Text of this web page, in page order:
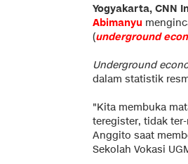
Yogyakarta, CNN
Abimanyu
(underground
Underground
dalam statistik
"Kita membuka
teregister, tidak
Anggito saat
Sekolah Vokasi